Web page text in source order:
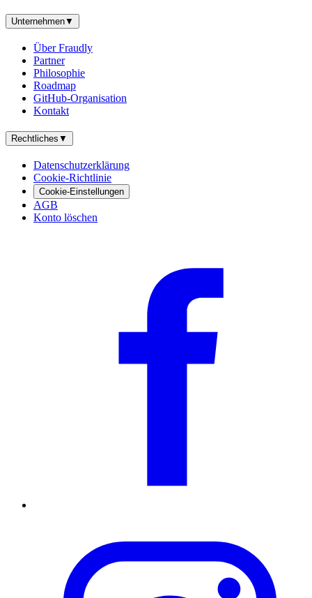
Unternehmen▼
Über Fraudly
Partner
Philosophie
Roadmap
GitHub-Organisation
Kontakt
Rechtliches ▼
Datenschutzerklärung
Cookie-Richtlinie
Cookie-Einstellungen
AGB
Konto löschen